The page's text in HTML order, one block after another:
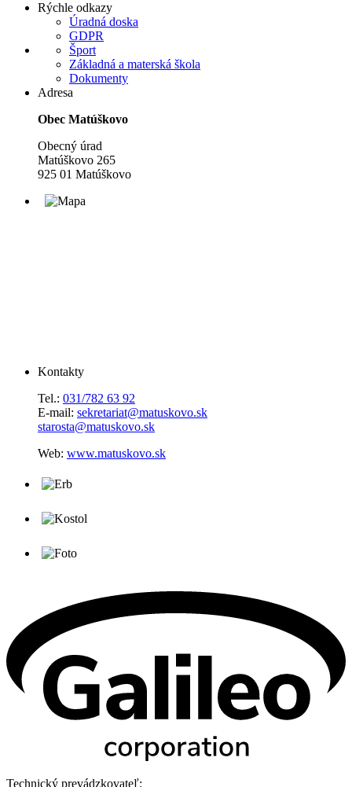
Rýchle odkazy
Úradná doska
GDPR
Šport
Základná a materská škola
Dokumenty
Adresa
Obec Matúškovo
Obecný úrad
Matúškovo 265
925 01 Matúškovo
Kontakty
Tel.: 031/782 63 92
E-mail: sekretariat@matuskovo.sk
starosta@matuskovo.sk
Web: www.matuskovo.sk
Technický prevádzkovateľ: